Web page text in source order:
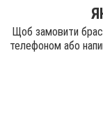
Щоб замовити
телефоном або